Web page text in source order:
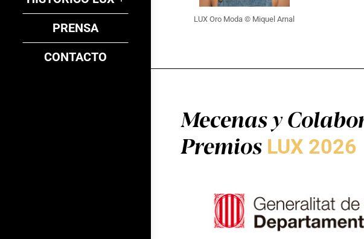
PRENSA
CONTACTO
LUX Oro Moda © Miquel Arnal
Mecenas y
Premios LUX 2026